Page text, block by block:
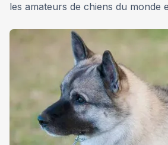
les amateurs de chiens du monde